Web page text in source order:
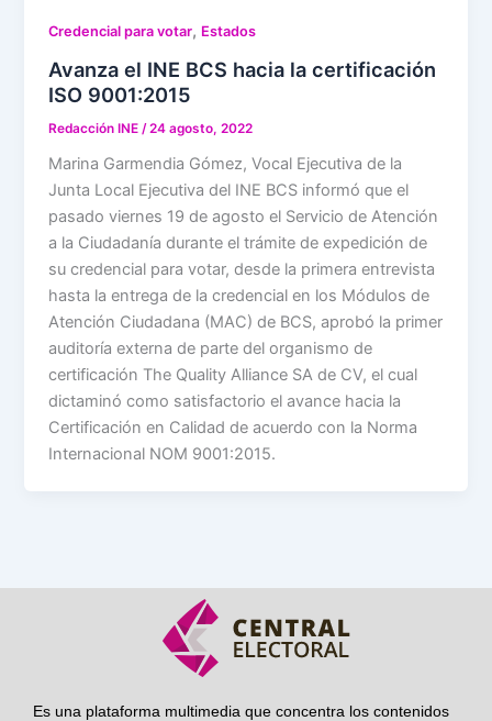
Credencial para votar, Estados
Avanza el INE BCS hacia la certificación
ISO 9001:2015
Redacción INE /24 agosto, 2022
Marina Garmendia Gómez, Vocal Ejecutiva de la
Junta Local Ejecutiva del INE BCS informó que el
pasado viernes 19 de agosto el Servicio de Atención
a la Ciudadanía durante el trámite de expedición de
su credencial para votar, desde la primera entrevista
hasta la entrega de la credencial en los Módulos de
Atención Ciudadana (MAC) de BCS, aprobó la primer
auditoría externa de parte del organismo de
certificación The Quality Alliance SA de CV, el cual
dictaminó como satisfactorio el avance hacia la
Certificación en Calidad de acuerdo con la Norma
Internacional NOM 9001:2015.
Es una plataforma multimedia que concentra los contenidos